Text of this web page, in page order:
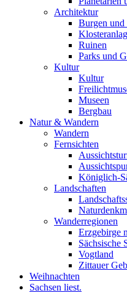
Architektur
Burgen und
Ruinen
Parks und
Kultur
Kultur
Museen
Bergbau
Natur & Wandern
Wandern
Fernsichten
Königlich-
Landschaften
Wanderregionen
Erzgebirge
Sächsische
Vogtland
Zittauer
Weihnachten
Sachsen liest.